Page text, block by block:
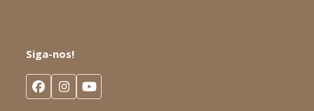
Siga-nos!
Facebook
Instagram
YouTube